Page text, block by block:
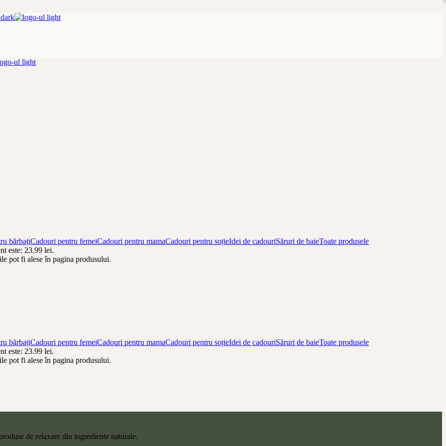
bărbațiCadouri pentru femeiCadouri pentru mamaCadouri pentru soțieIdei de cadouriSăruri de baieToate produsele
este: 23.99 lei.
pot fi alese în pagina produsului.
bărbațiCadouri pentru femeiCadouri pentru mamaCadouri pentru soțieIdei de cadouriSăruri de baieToate produsele
este: 23.99 lei.
pot fi alese în pagina produsului.
de relaxare din ingrediente naturale.